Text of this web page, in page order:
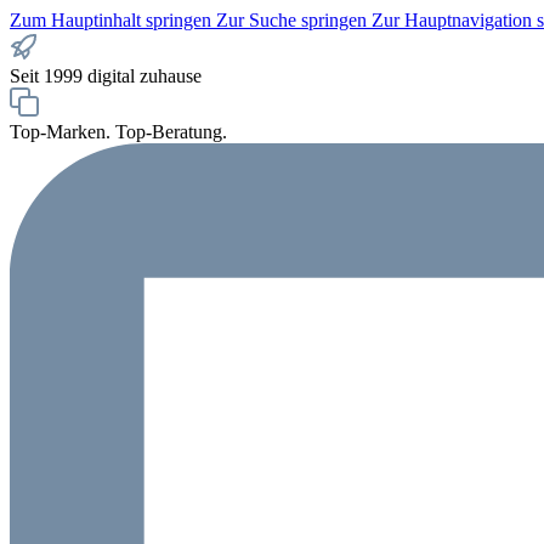
Zum Hauptinhalt springen Zur Suche springen Zur Hauptnavigation
Seit 1999 digital zuhause
Top-Marken. Top-Beratung.